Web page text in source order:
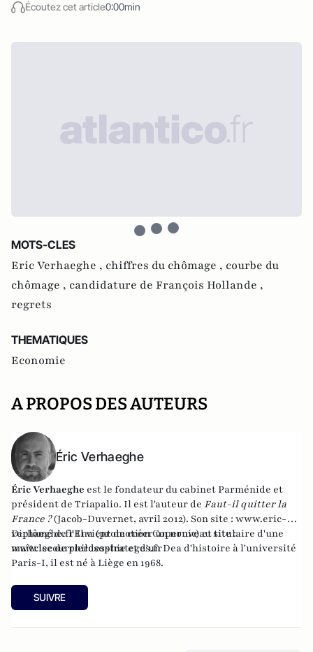
Écoutez cet article0:00min
MOTS-CLES
Eric Verhaeghe , chiffres du chômage , courbe du
chômage , candidature de François Hollande ,
regrets
THEMATIQUES
Economie
A PROPOS DES AUTEURS
Éric Verhaeghe
Éric Verhaeghe est le fondateur du cabinet Parménide et
président de Triapalio. Il est l'auteur de Faut-il quitter la
France ?(Jacob-Duvernet, avril 2012). Son site : www.eric-
verhaeghe.frIl vient de créer un nouveau site :
www.lecourrierdesstrateges.fr
Diplômé de l'Ena (promotion Copernic) et titulaire d'une
maîtrise de philosophie et d'un Dea d'histoire à l'université
Paris-I, il est né à Liège en 1968.
SUIVRE